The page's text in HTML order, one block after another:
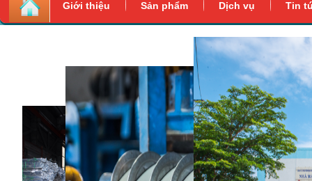
Giới thiệu Sản phẩm Dịch vụ Tin